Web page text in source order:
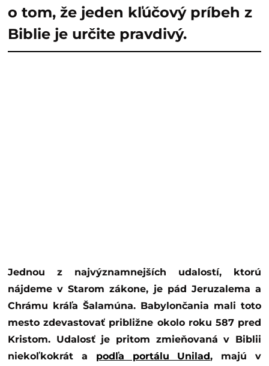
o tom, že jeden kľúčový príbeh z
Biblie je určite pravdivý.
Jednou z najvýznamnejších udalostí, ktorú
nájdeme v Starom zákone, je pád Jeruzalema a
Chrámu kráľa Šalamúna. Babylončania mali toto
mesto zdevastovať približne okolo roku 587 pred
Kristom. Udalosť je pritom zmieňovaná v Biblii
niekoľkokrát a podľa portálu Unilad, majú v